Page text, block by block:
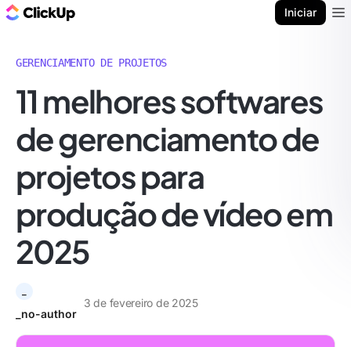
Iniciar
GERENCIAMENTO DE PROJETOS
11 melhores softwares
de gerenciamento de
projetos para
produção de vídeo em
2025
_no-author
3 de fevereiro de 2025